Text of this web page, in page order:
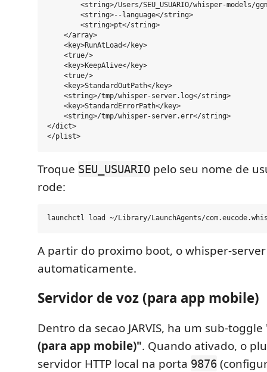
<string>/Users/SEU_USUARIO/whisper-models/
        <string>--language</string>
        <string>pt</string>
    </array>
    <key>RunAtLoad</key>
    <true/>
    <key>KeepAlive</key>
    <true/>
    <key>StandardOutPath</key>
    <string>/tmp/whisper-server.log</string>
    <key>StandardErrorPath</key>
    <string>/tmp/whisper-server.err</string>
</dict>
Troque SEU_USUARIO pelo seu nome de
rode:
A partir do proximo boot, o whisper-
automaticamente.
Servidor de voz (para app mobile)
Dentro da secao JARVIS, ha um sub-toggle
(para app mobile)". Quando ativado, o
servidor HTTP local na porta 9876